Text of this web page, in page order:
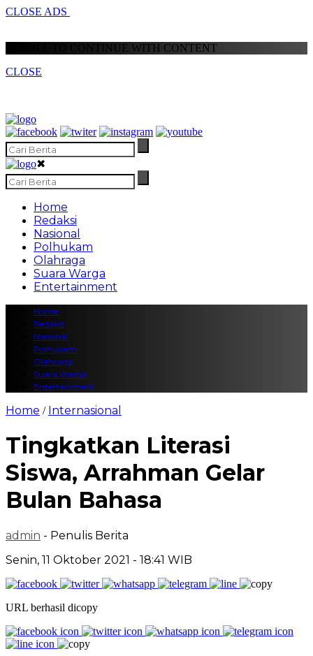
CLOSE ADS
SCROLL TO CONTINUE WITH CONTENT
CLOSE
✖
Home
Redaksi
Nasional
Polhukam
Olahraga
Suara Warga
Entertainment
Home
Redaksi
Nasional
Polhukam
Olahraga
Suara Warga
Entertainment
Home / Internasional
Tingkatkan Literasi
Siswa, Arrahman Gelar
Bulan Bahasa
admin - Penulis Berita
Senin, 11 Oktober 2021 - 18:41 WIB
URL berhasil dicopy